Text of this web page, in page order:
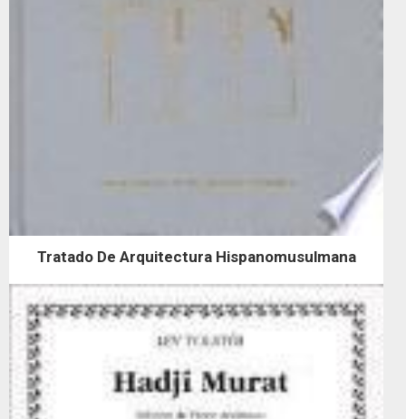
Tratado De Arquitectura Hispanomusulmana